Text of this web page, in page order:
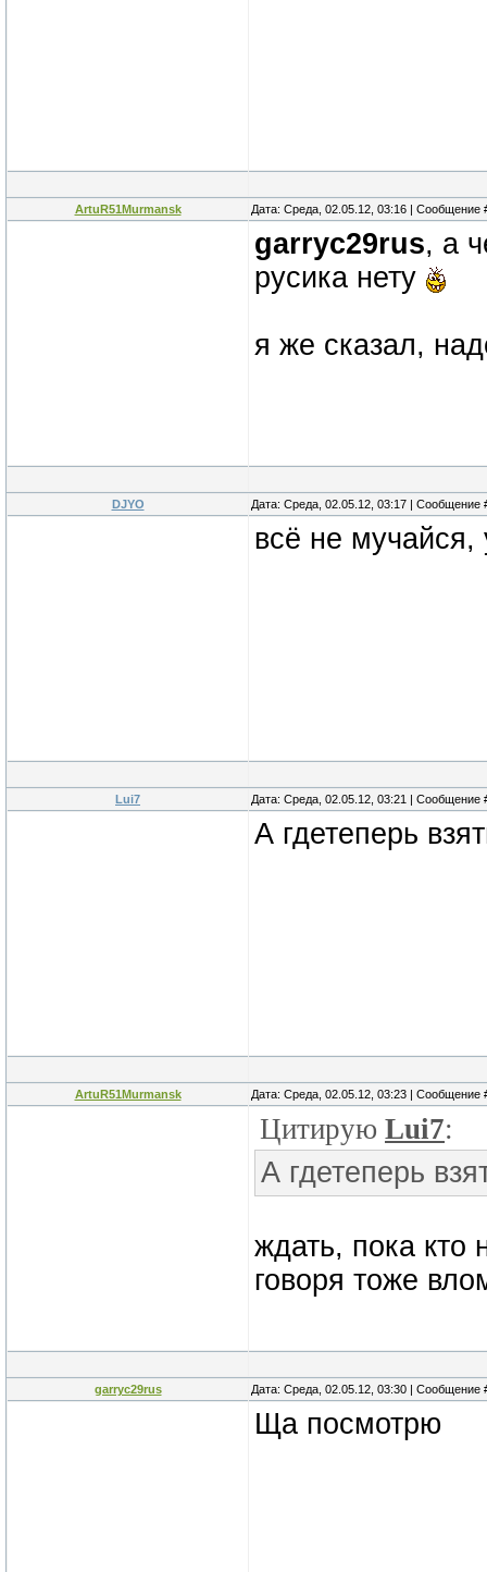
ArtuR51Murmansk Дата: Среда, 02.05.12, 03:16 | Сообщение
garryc29rus, а
русика нету
я же сказал,
DJYO Дата: Среда, 02.05.12, 03:17 | Сообщение
всё не мучайся,
Lui7 Дата: Среда, 02.05.12, 03:21 | Сообщение
А гдетеперь
ArtuR51Murmansk Дата: Среда, 02.05.12, 03:23 | Сообщение
Цитирую Lui7:
А гдетеперь
ждать, пока кто
говоря тоже
garryc29rus Дата: Среда, 02.05.12, 03:30 | Сообщение
Ща посмотрю